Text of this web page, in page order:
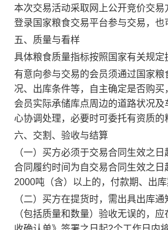
本次交易活动采取网上公开竞价交
登录国家粮食交易平台参与交易，
五、质量与看样
具体粮食质量指标按照国家有关规定
有意向参与交易的会员须通过国家
况、出库条件等，自主确定是否购
会员实际承储库点周边的道路状况
心协调处理，必要时可委托有资质
六、交割、验收与结算
（一）买方必须于交易合同生效之
合同履约时间为自交易合同生效之
2000吨（含）以上的，付款期、出库
（二）买方在提货时，需出具出库
（包括质量和数量）验收无误的，